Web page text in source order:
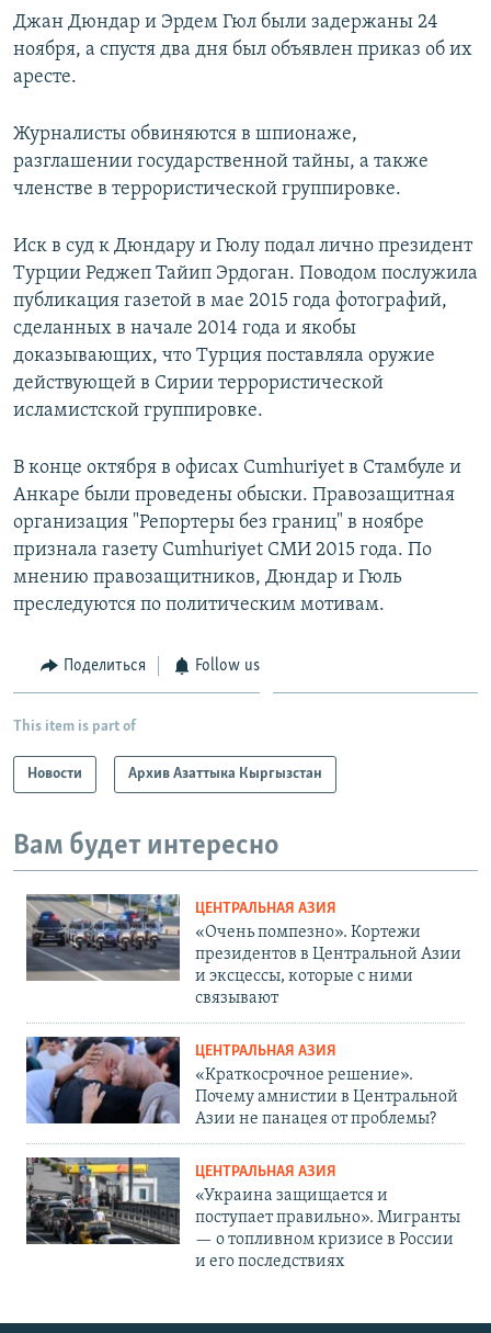
Джан Дюндар и Эрдем Гюл были задержаны 24
ноября, а спустя два дня был объявлен приказ об их
аресте.
Журналисты обвиняются в шпионаже,
разглашении государственной тайны, а также
членстве в террористической группировке.
Иск в суд к Дюндару и Гюлу подал лично президент
Турции Реджеп Тайип Эрдоган. Поводом послужила
публикация газетой в мае 2015 года фотографий,
сделанных в начале 2014 года и якобы
доказывающих, что Турция поставляла оружие
действующей в Сирии террористической
исламистской группировке.
В конце октября в офисах Cumhuriyet в Стамбуле и
Анкаре были проведены обыски. Правозащитная
организация "Репортеры без границ" в ноябре
признала газету Cumhuriyet СМИ 2015 года. По
мнению правозащитников, Дюндар и Гюль
преследуются по политическим мотивам.
Поделиться Follow us
This item is part of
Новости Архив Азаттыка Кыргызстан
Вам будет интересно
ЦЕНТРАЛЬНАЯ АЗИЯ
«Очень помпезно». Кортежи
президентов в Центральной Азии
и эксцессы, которые с ними
связывают
ЦЕНТРАЛЬНАЯ АЗИЯ
«Краткосрочное решение».
Почему амнистии в Центральной
Азии не панацея от проблемы?
ЦЕНТРАЛЬНАЯ АЗИЯ
«Украина защищается и
поступает правильно». Мигранты
— о топливном кризисе в России
и его последствиях